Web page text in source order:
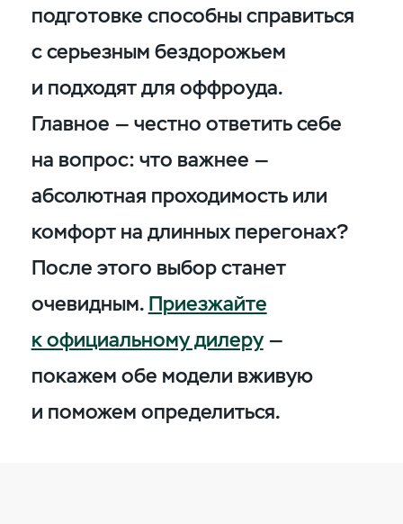
подготовке способны справиться
с серьезным бездорожьем
и подходят для оффроуда.
Главное — честно ответить себе
на вопрос: что важнее —
абсолютная проходимость или
комфорт на длинных перегонах?
После этого выбор станет
очевидным. Приезжайте
к официальному дилеру—
покажем обе модели вживую
и поможем определиться.